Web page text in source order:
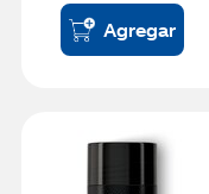
Agregar